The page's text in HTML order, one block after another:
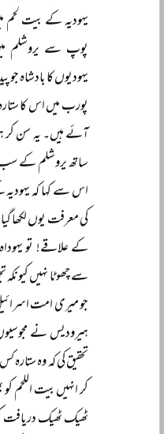
یہودیہ کے بیت لحم
پوپ سے یروشلم
یہودیوں کا بادشاہ
پورب میں اس کا
آئے ہیں۔ یہ سن کر
ساتھ یروشلم کے
اس سے کہا کہ یہودیہ
کی معرفت یوں لکھا
کے علاقے! تو
سے چھوٹا نہیں
جو میری امت
ہیرودیس نے
تحقیق کی کہ وہ ستارہ
کر انہیں بیت اللحم
ٹھیک ٹھیک دریافت